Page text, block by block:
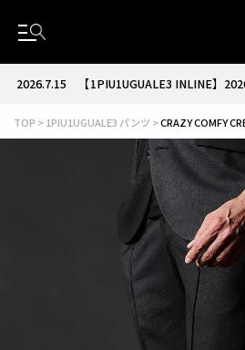
2026.7.15【1PIU1UGUALE3 INLINE】
TOP 1PIU1UGUALE3 パンツ CRAZY COMFY